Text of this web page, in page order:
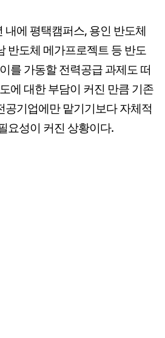
내에 평택캠퍼스, 용인 반도체
반도체 메가프로젝트 등 반도
를 가동할 전력공급 과제도 떠
에 대한 부담이 커진 만큼 기존
공기업에만 맡기기보다 자체적
요성이 커진 상황이다.